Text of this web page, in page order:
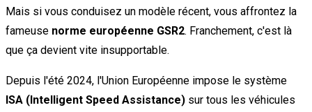
Mais si vous conduisez un modèle récent, vous affrontez la
fameuse norme européenne GSR2. Franchement, c'est là
que ça devient vite insupportable.
Depuis l'été 2024, l'Union Européenne impose le système
ISA (Intelligent Speed Assistance) sur tous les véhicules